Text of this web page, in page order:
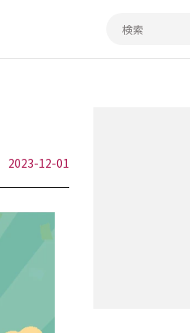
2023-12-01